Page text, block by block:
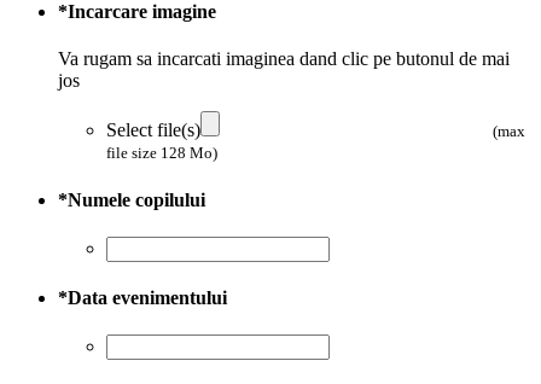
*Incarcare imagine
Va rugam sa incarcati imaginea dand clic pe butonul de mai
jos
Select file(s)
(max
file size 128 Mo)
*Numele copilului
*Data evenimentului